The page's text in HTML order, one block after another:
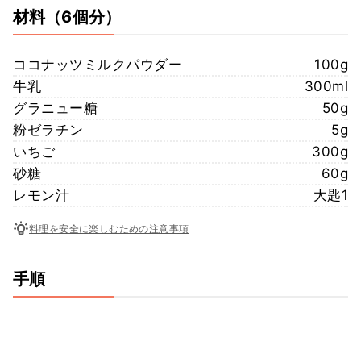
材料（6個分）
ココナッツミルクパウダー
100g
牛乳
300ml
グラニュー糖
50g
粉ゼラチン
5g
いちご
300g
砂糖
60g
レモン汁
大匙1
料理を安全に楽しむための注意事項
手順